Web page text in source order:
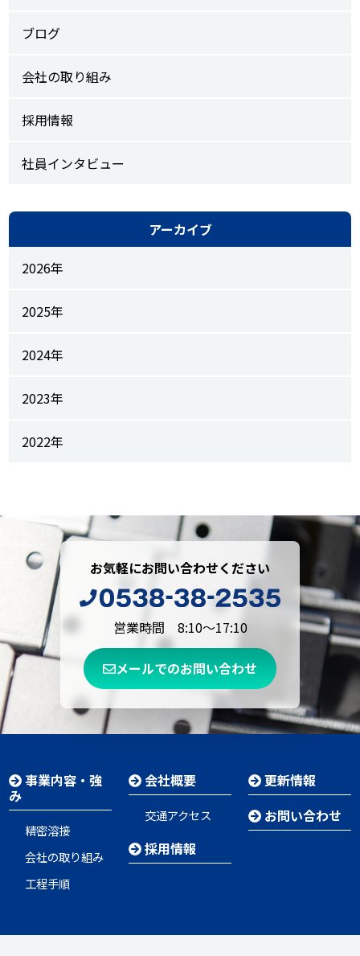
ブログ
会社の取り組み
採用情報
社員インタビュー
アーカイブ
2026年
2025年
2024年
2023年
2022年
お気軽にお問い合わせください
営業時間 8:10～17:10
メールでのお問い合わせ
事業内容・強
み
精密溶接
会社の取り組み
工程手順
会社概要
交通アクセス
採用情報
更新情報
お問い合わせ